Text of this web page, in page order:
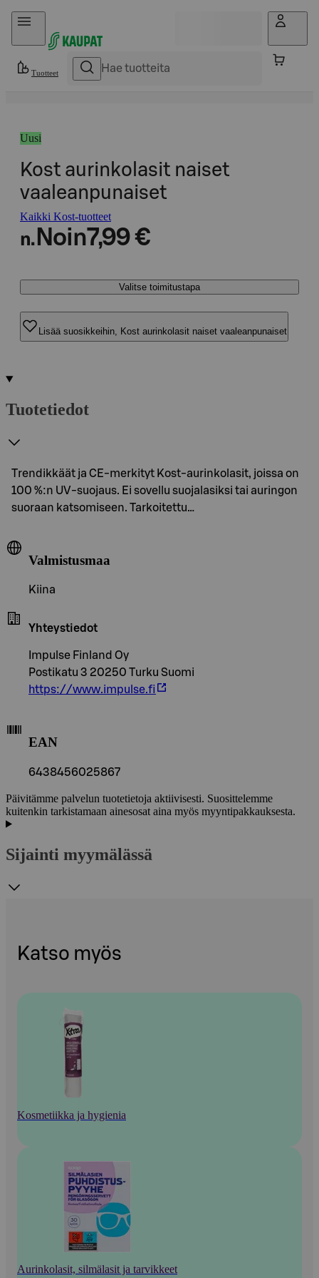
Hyppää sisältöön
Tuotteet
Uusi
Kost aurinkolasit naiset
vaaleanpunaiset
Kaikki Kost-tuotteet
n. Noin7,99 €
Valitse toimitustapa
Lisää suosikkeihin, Kost aurinkolasit naiset vaaleanpunaiset
Tuotetiedot
Trendikkäät ja CE-merkityt Kost-aurinkolasit, joissa on
100 %:n UV-suojaus. Ei sovellu suojalasiksi tai auringon
suoraan katsomiseen. Tarkoitettu…
Valmistusmaa
Kiina
Yhteystiedot
Impulse Finland Oy
Postikatu 3 20250 Turku Suomi
https://www.impulse.fi
EAN
6438456025867
Päivitämme palvelun tuotetietoja aktiivisesti. Suosittelemme
kuitenkin tarkistamaan ainesosat aina myös myyntipakkauksesta.
Sijainti myymälässä
Katso myös
Kosmetiikka ja hygienia
Aurinkolasit, silmälasit ja tarvikkeet